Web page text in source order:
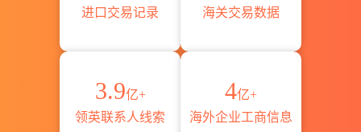
进口交易记录
海关交易数据
3.9亿+
领英联系人线索
4亿+
海外企业工商信息